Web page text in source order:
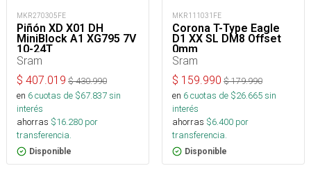
MKR270305FE
Piñón XD X01 DH
MiniBlock A1 XG795 7V
10-24T
Sram
$ 407.019 $430.990
en 6cuotas de $67.837sin
interés
ahorras $16.280 por
transferencia.
Disponible
MKR111031FE
Corona T-Type Eagle
D1 XX SL DM8 Offset
0mm
Sram
$ 159.990 $179.990
en 6cuotas de $26.665sin
interés
ahorras $6.400 por
transferencia.
Disponible